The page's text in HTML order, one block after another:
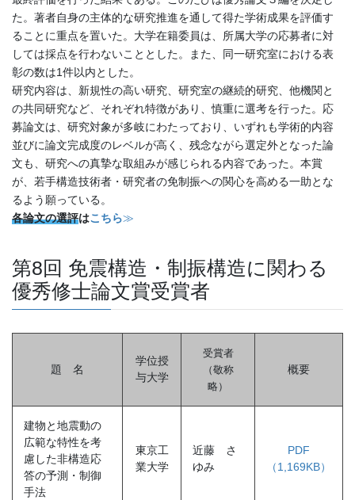
た。著者自身の主体的な研究推進を通して得た学術成果を評価す
ることに重点を置いた。大学在籍委員は、所属大学の応募者に対
しては採点を行わないこととした。また、同一研究室における表
彰の数は1件以内とした。
研究内容は、新規性の高い研究、研究室の継続的研究、他機関と
の共同研究など、それぞれ特徴があり、慎重に選考を行った。応
募論文は、研究対象が多岐にわたっており、いずれも学術的内容
並びに論文完成度のレベルが高く、残念ながら選定外となった論
文も、研究への真摯な取組みが感じられる内容であった。本賞
が、若手構造技術者・研究者の免制振への関心を高める一助とな
るよう願っている。
各論文の選評はこちら≫
第8回 免震構造・制振構造に関わる
優秀修士論文賞受賞者
題 名
学位授
与大学
受賞者
（敬称
略 ）
概要
建物と地震動の
広範な特性を考
慮した非構造応
答の予測・制御
手法
東京工
業大学
近藤 さ
ゆみ
PDF
（1,169KB）